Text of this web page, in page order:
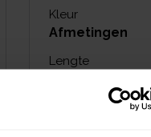
Kleur
Afmetingen
Lengte